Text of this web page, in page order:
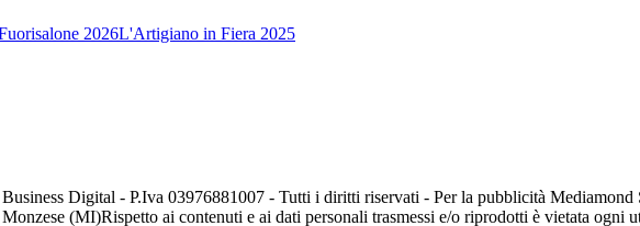
2026L'Artigiano in Fiera 2025
Digital - P.Iva 03976881007 - Tutti i diritti riservati - Per la pubblicità
(MI)Rispetto ai contenuti e ai dati personali trasmessi e/o riprodotti è vietata ogni